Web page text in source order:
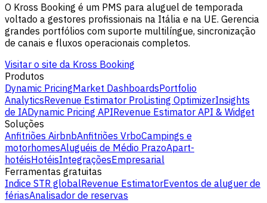
O Kross Booking é um PMS para aluguel de temporada
voltado a gestores profissionais na Itália e na UE. Gerencia
grandes portfólios com suporte multilíngue, sincronização
de canais e fluxos operacionais completos.
Visitar o site da Kross Booking
Produtos
Dynamic PricingMarket DashboardsPortfolio
AnalyticsRevenue Estimator ProListing OptimizerInsights
de IADynamic Pricing APIRevenue Estimator API & Widget
Soluções
Anfitriões AirbnbAnfitriões VrboCampings e
motorhomesAluguéis de Médio PrazoApart-
hotéisHotéisIntegraçõesEmpresarial
Ferramentas gratuitas
Indice STR globalRevenue EstimatorEventos de aluguer de
fériasAnalisador de reservas